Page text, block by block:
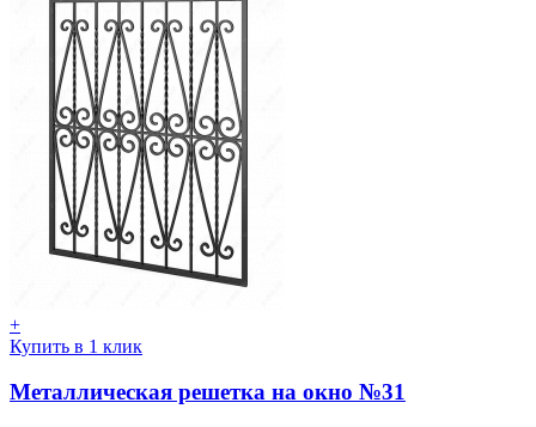
+
Купить в 1 клик
Металлическая решетка на окно №31